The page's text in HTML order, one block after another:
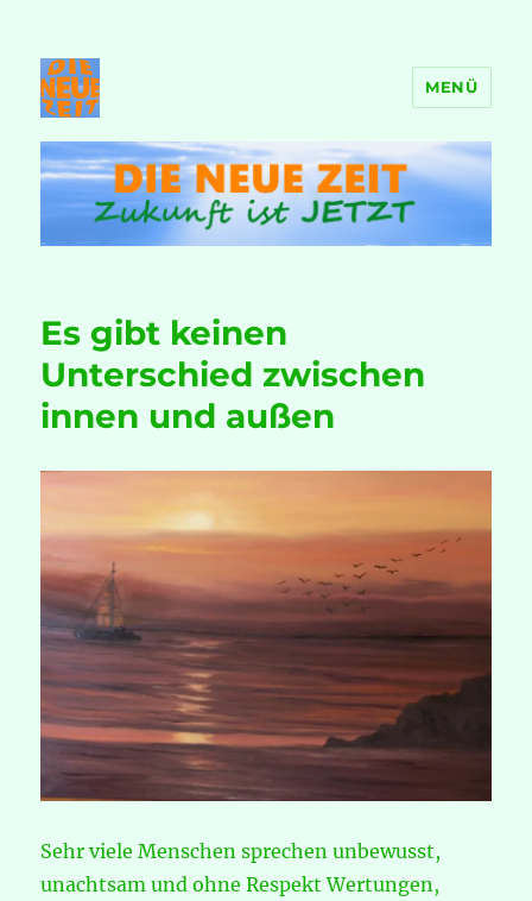
DIE NEUE ZEIT
MENÜ
Es gibt keinen
Unterschied zwischen
innen und außen
Sehr viele Menschen sprechen unbewusst,
unachtsam und ohne Respekt Wertungen,